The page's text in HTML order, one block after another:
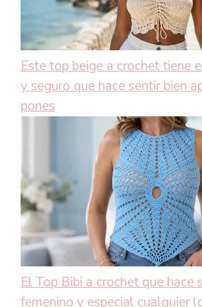
Este top beige a crochet tiene
y seguro que hace sentir bien
pones
El Top Bibi a crochet que hace
femenino y especial cualquier